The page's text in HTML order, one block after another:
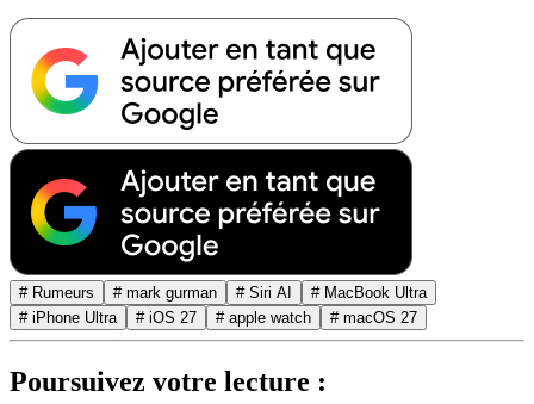
# Rumeurs # mark gurman # Siri AI
# MacBook Ultra
# iPhone Ultra
# iOS 27 # apple watch # macOS 27
Poursuivez votre lecture :